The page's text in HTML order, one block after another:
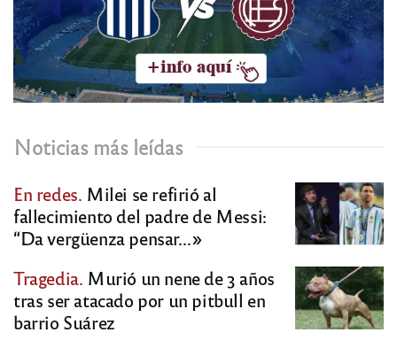
Noticias más leídas
En redes. Milei se refirió al
fallecimiento del padre de Messi:
“Da vergüenza pensar…»
Tragedia. Murió un nene de 3 años
tras ser atacado por un pitbull en
barrio Suárez